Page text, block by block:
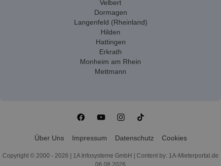
Velbert
Dormagen
Langenfeld (Rheinland)
Hilden
Hattingen
Erkrath
Monheim am Rhein
Mettmann
Über Uns Impressum Datenschutz Cookies
Copyright © 2000 - 2026 | 1A Infosysteme GmbH | Content by: 1A-Mieterportal.de
06.08.2026